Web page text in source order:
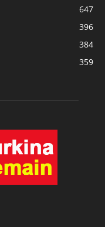
647
396
384
359